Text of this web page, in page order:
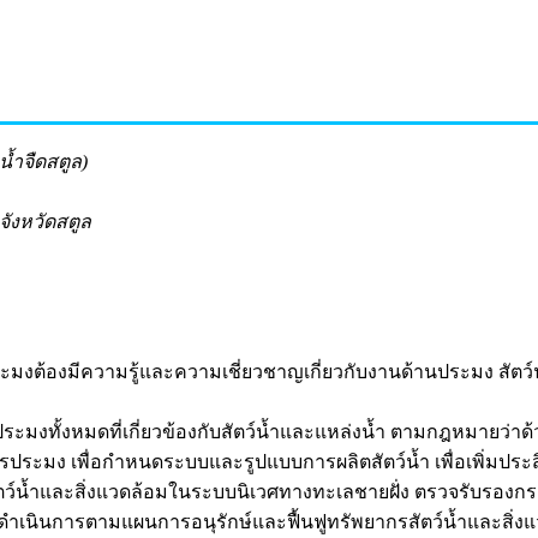
ำจืดสตูล)
งหวัดสตูล
งต้องมีความรู้และความเชี่ยวชาญเกี่ยวกับงานด้านประมง สัต
ะมงทั้งหมดที่เกี่ยวข้องกับสัตว์น้ำและแหล่งน้ำ ตามกฎหมายว่า
ระมง เพื่อกำหนดระบบและรูปแบบการผลิตสัตว์น้ำ เพื่อเพิ่มป
ำและสิ่งแวดล้อมในระบบนิเวศทางทะเลชายฝั่ง ตรวจรับรอง
นินการตามแผนการอนุรักษ์และฟื้นฟูทรัพยากรสัตว์น้ำและสิ่งแ